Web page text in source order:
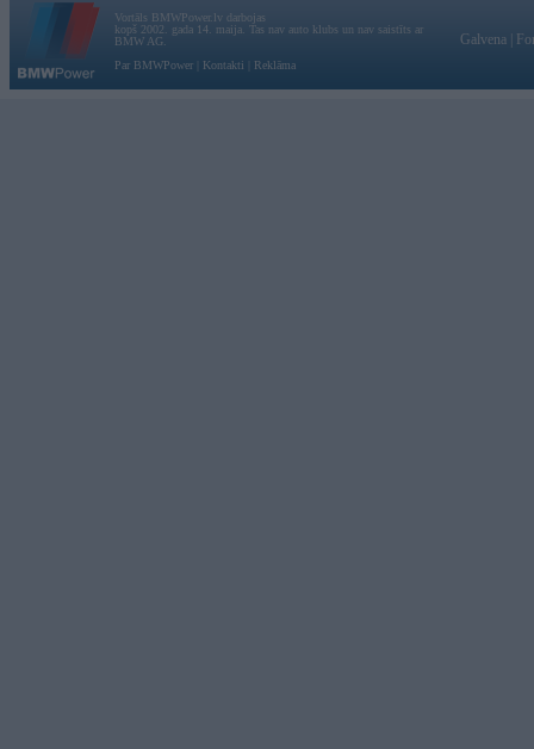
Vortāls BMWPower.lv darbojas
kopš 2002. gada 14. maija. Tas nav auto klubs un nav saistīts ar
BMW AG.
Par BMWPower
Kontakti Reklāma
Galvena